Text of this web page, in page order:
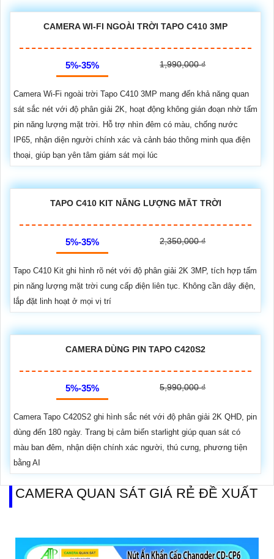
CAMERA WI-FI NGOÀI TRỜI TAPO C410 3MP
5%-35% 1,990,000 ₫
Camera Wi-Fi ngoài trời Tapo C410 3MP mang đến khả năng quan
sát sắc nét với độ phân giải 2K, hoạt động không gián đoạn nhờ tấm
pin năng lượng mặt trời. Hỗ trợ nhìn đêm có màu, chống nước
IP65, nhận diện người chính xác và cảnh báo thông minh qua điện
thoại, giúp bạn yên tâm giám sát mọi lúc
TAPO C410 KIT NĂNG LƯỢNG MĂT TRỜI
5%-35% 2,350,000 ₫
Tapo C410 Kit ghi hình rõ nét với độ phân giải 2K 3MP, tích hợp tấm
pin năng lượng mặt trời cung cấp điện liên tục. Không cần dây điện,
lắp đặt linh hoạt ở mọi vị trí
CAMERA DÙNG PIN TAPO C420S2
5%-35% 5,990,000 ₫
Camera Tapo C420S2 ghi hình sắc nét với độ phân giải 2K QHD, pin
dùng đến 180 ngày. Trang bị cảm biến starlight giúp quan sát có
màu ban đêm, nhận diện chính xác người, thú cưng, phương tiện
bằng AI
CAMERA QUAN SÁT GIÁ RẺ ĐỀ XUẤT